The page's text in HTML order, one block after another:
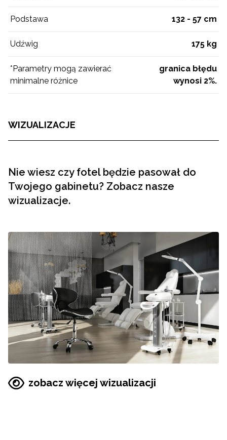
Podstawa 132 - 57 cm
Udźwig 175 kg
*Parametry mogą zawierać
minimalne różnice
granica błędu
wynosi 2%.
WIZUALIZACJE
Nie wiesz czy fotel będzie pasował do
Twojego gabinetu? Zobacz nasze
wizualizacje.
zobacz więcej wizualizacji